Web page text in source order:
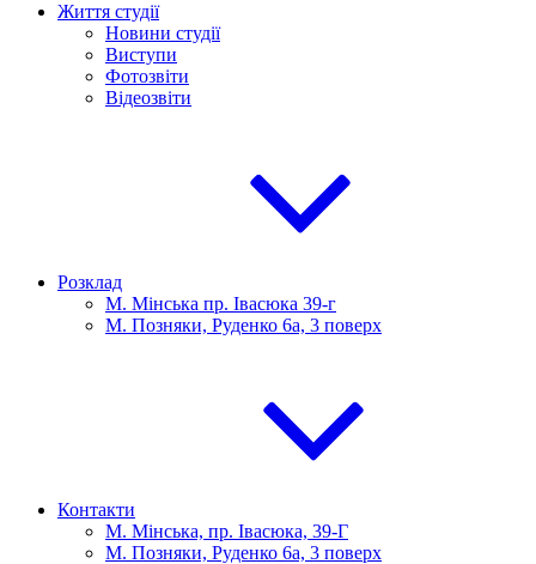
Життя студії
Новини студії
Виступи
Фотозвіти
Відеозвіти
Розклад
М. Мінська пр. Івасюка 39-г
М. Позняки, Руденко 6а, 3 поверх
Контакти
М. Мінська, пр. Івасюка, 39-Г
М. Позняки, Руденко 6а, 3 поверх